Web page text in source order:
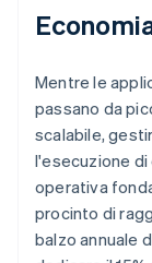
Mentre le
passano da
scalabile,
l'esecuzione
operativa
procinto di
balzo annuale